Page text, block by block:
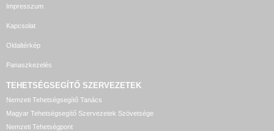
Impresszum
Kapcsolat
Oldaltérkép
Panaszkezelés
TEHETSÉGSEGÍTŐ SZERVEZETEK
Nemzeti Tehetségsegítő Tanács
Magyar Tehetségsegítő Szervezetek Szövetsége
Nemzeti Tehetségpont